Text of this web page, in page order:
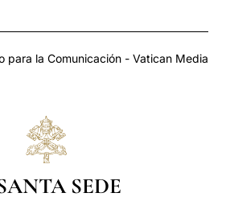
la Comunicación - Vatican Media
SEDE